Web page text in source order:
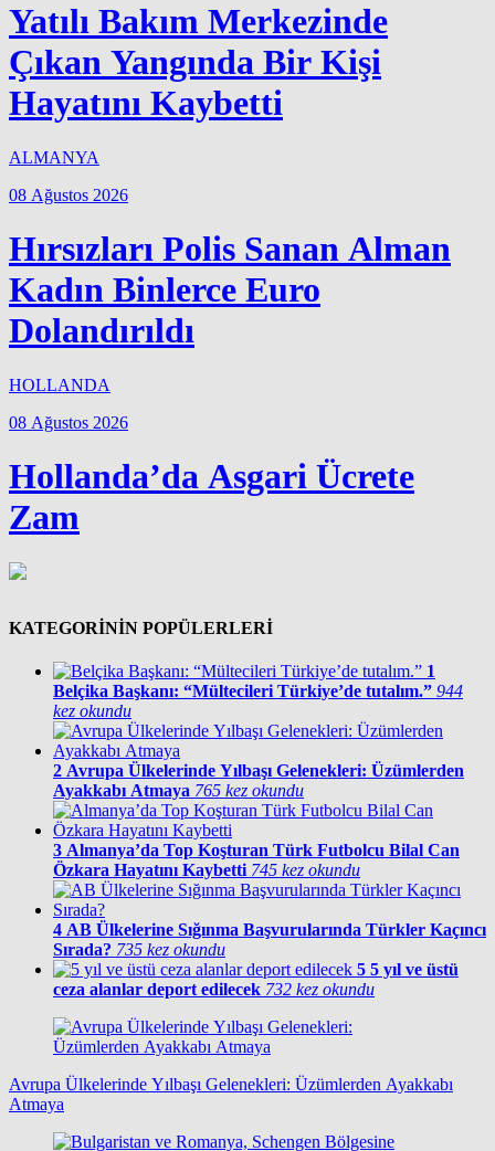
Yatılı Bakım Merkezinde
Çıkan Yangında Bir Kişi
Hayatını Kaybetti
ALMANYA
08 Ağustos 2026
Hırsızları Polis Sanan Alman
Kadın Binlerce Euro
Dolandırıldı
HOLLANDA
08 Ağustos 2026
Hollanda’da Asgari Ücrete
Zam
KATEGORİNİN POPÜLERLERİ
1
Belçika Başkanı: “Mültecileri Türkiye’de tutalım.” 944
kez okundu
2 Avrupa Ülkelerinde Yılbaşı Gelenekleri: Üzümlerden
Ayakkabı Atmaya 765 kez okundu
3 Almanya’da Top Koşturan Türk Futbolcu Bilal Can
Özkara Hayatını Kaybetti 745 kez okundu
4 AB Ülkelerine Sığınma Başvurularında Türkler Kaçıncı
Sırada? 735 kez okundu
5 5 yıl ve üstü
ceza alanlar deport edilecek 732 kez okundu
Avrupa Ülkelerinde Yılbaşı Gelenekleri: Üzümlerden Ayakkabı
Atmaya